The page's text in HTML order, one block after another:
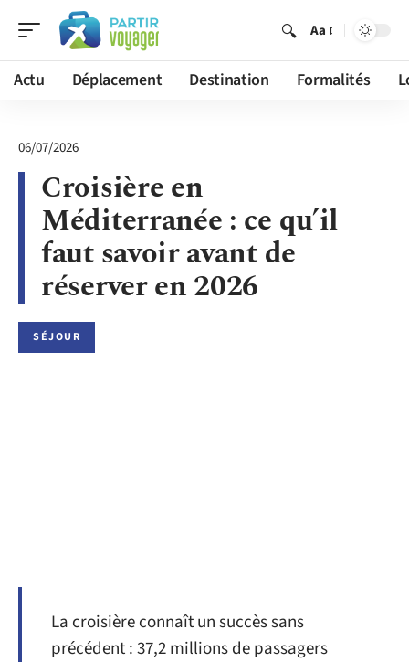
Aa
Actu Déplacement Destination Formalités
06/07/2026
Croisière en
Méditerranée : ce qu’il
faut savoir avant de
réserver en 2026
SÉJOUR
La croisière connaît un succès sans
précédent : 37,2 millions de passagers